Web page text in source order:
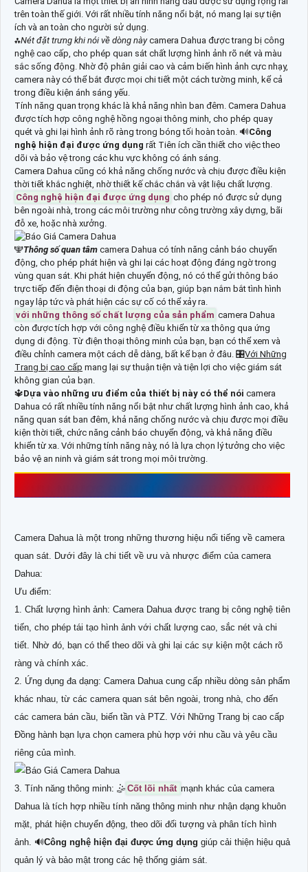
trên toàn thế giới. Với rất nhiều tính năng nổi bật, nó mang lại sự tiện
ích và an toàn cho người sử dụng.
⁂Nét đặt trưng khi nói về dòng nàycamera Dahua được trang bị công
nghệ cao cấp, cho phép quan sát chất lượng hình ảnh rõ nét và màu
sắc sống động. Nhờ độ phân giải cao và cảm biến hình ảnh cực nhạy,
camera này có thể bắt được mọi chi tiết một cách tường minh, kể cả
trong điều kiện ánh sáng yếu.
Tính năng quan trọng khác là khả năng nhìn ban đêm. Camera Dahua
được tích hợp công nghệ hồng ngoại thông minh, cho phép quay
quét và ghi lại hình ảnh rõ ràng trong bóng tối hoàn toàn. 🔊Công
nghệ hiện đại được ứng dụng rất Tiên ích cần thiết cho việc theo
dõi và bảo vệ trong các khu vực không có ánh sáng.
Camera Dahua cũng có khả năng chống nước và chịu được điều kiện
thời tiết khắc nghiệt, nhờ thiết kế chắc chắn và vật liệu chất lượng.
Công nghệ hiện đại được ứng dụng cho phép nó được sử dụng
bên ngoài nhà, trong các môi trường như công trường xây dựng, bãi
đỗ xe, hoặc nhà xưởng.
️🕎Thông số quan tâm camera Dahua có tính năng cảnh báo chuyển
động, cho phép phát hiện và ghi lại các hoạt động đáng ngờ trong
vùng quan sát. Khi phát hiện chuyển động, nó có thể gửi thông báo
trực tiếp đến điện thoại di động của bạn, giúp bạn nắm bắt tình hình
ngay lập tức và phát hiện các sự cố có thể xảy ra.
với những thông số chất lượng của sản phẩm camera Dahua
còn được tích hợp với công nghệ điều khiển từ xa thông qua ứng
dụng di động. Từ điện thoại thông minh của bạn, bạn có thể xem và
điều chỉnh camera một cách dễ dàng, bất kể bạn ở đâu. 🎛Với Những
Trang bị cao cấp mang lại sự thuận tiện và tiện lợi cho việc giám sát
không gian của bạn.
🔱Dựa vào những ưu điểm của thiết bị này có thể nói camera
Dahua có rất nhiều tính năng nổi bật như chất lượng hình ảnh cao, khả
năng quan sát ban đêm, khả năng chống nước và chịu được mọi điều
kiện thời tiết, chức năng cảnh báo chuyển động, và khả năng điều
khiển từ xa. Với những tính năng này, nó là lựa chọn lý tưởng cho việc
bảo vệ an ninh và giám sát trong mọi môi trường.
Camera Dahua là một trong những thương hiệu nổi tiếng về camera
quan sát. Dưới đây là chi tiết về ưu và nhược điểm của camera
Dahua:
Ưu điểm:
1. Chất lượng hình ảnh: Camera Dahua được trang bị công nghệ tiên
tiến, cho phép tái tạo hình ảnh với chất lượng cao, sắc nét và chi
tiết. Nhờ đó, bạn có thể theo dõi và ghi lại các sự kiện một cách rõ
ràng và chính xác.
2. Ứng dụng đa dạng: Camera Dahua cung cấp nhiều dòng sản phẩm
khác nhau, từ các camera quan sát bên ngoài, trong nhà, cho đến
các camera bán cầu, biến tần và PTZ. Với Những Trang bị cao cấp
Đồng hành bạn lựa chọn camera phù hợp với nhu cầu và yêu cầu
riêng của mình.
3. Tính năng thông minh: 🤹 Cốt lõi nhất mạnh khác của camera
Dahua là tích hợp nhiều tính năng thông minh như nhận dạng khuôn
mặt, phát hiện chuyển động, theo dõi đối tượng và phân tích hình
ảnh. 🔊Công nghệ hiện đại được ứng dụng giúp cải thiện hiệu quả
quản lý và bảo mật trong các hệ thống giám sát.